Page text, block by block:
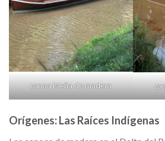
canoa isleña de madera
Orígenes: Las Raíces Indígenas